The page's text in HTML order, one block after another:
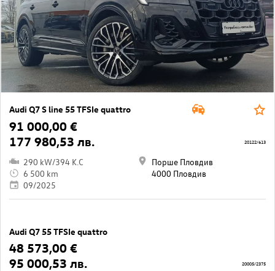
Audi Q7 S line 55 TFSIe quattro
91 000,00 €
177 980,53 лв.
290 kW/394 K.C
6 500 km
09/2025
Порше Пловдив
4000 Пловдив
20122/613
Audi Q7 55 TFSIe quattro
48 573,00 €
95 000,53 лв.
20005/2375